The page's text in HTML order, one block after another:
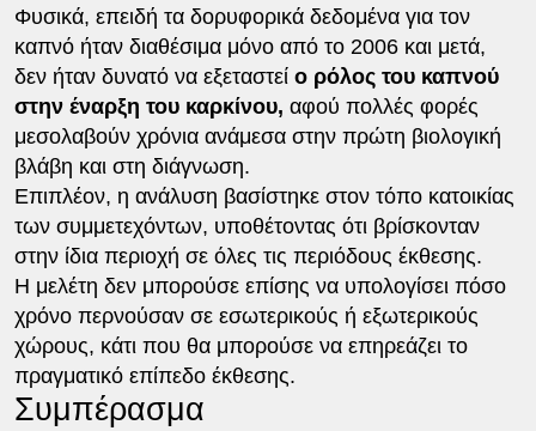
Φυσικά, επειδή τα δορυφορικά δεδομένα για τον
καπνό ήταν διαθέσιμα μόνο από το 2006 και μετά,
δεν ήταν δυνατό να εξεταστείο ρόλος του καπνού
στην έναρξη του καρκίνου, αφού πολλές φορές
μεσολαβούν χρόνια ανάμεσα στην πρώτη βιολογική
βλάβη και στη διάγνωση.
Επιπλέον, η ανάλυση βασίστηκε στον τόπο κατοικίας
των συμμετεχόντων, υποθέτοντας ότι βρίσκονταν
στην ίδια περιοχή σε όλες τις περιόδους έκθεσης.
Η μελέτη δεν μπορούσε επίσης να υπολογίσει πόσο
χρόνο περνούσαν σε εσωτερικούς ή εξωτερικούς
χώρους, κάτι που θα μπορούσε να επηρεάζει το
πραγματικό επίπεδο έκθεσης.
Συμπέρασμα